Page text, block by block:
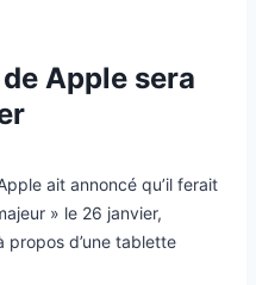
Apple sera
ait annoncé qu’il ferait
» le 26 janvier,
propos d’une tablette